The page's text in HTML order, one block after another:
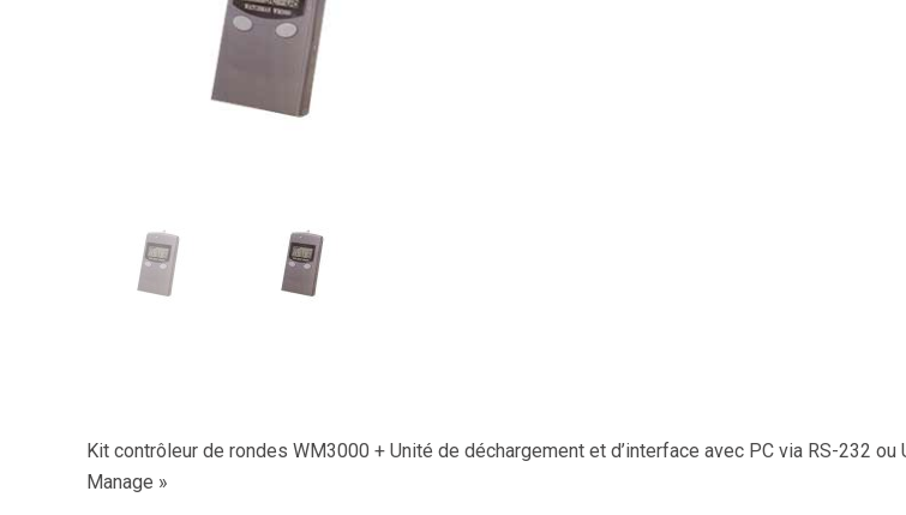
Kit contrôleur de rondes WM3000 + Unité de déchargement et d’interface avec PC via RS-232
Manage »